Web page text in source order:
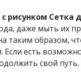
Сетка
даже мыть их
таким образом,
есть
свой путь.